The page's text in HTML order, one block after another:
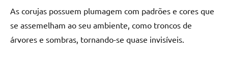
As corujas possuem plumagem com padrões e cores que
se assemelham ao seu ambiente, como troncos de
árvores e sombras, tornando-se quase invisíveis.